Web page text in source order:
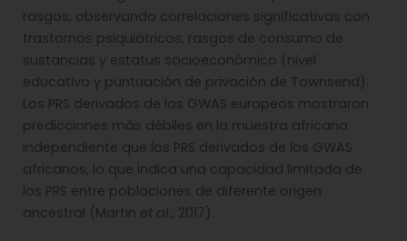
rasgos, observando correlaciones significativas con
trastornos psiquiátricos, rasgos de consumo de
sustancias y estatus socioeconómico (nivel
educativo y puntuación de privación de Townsend).
Los PRS derivados de los GWAS europeos mostraron
predicciones más débiles en la muestra africana
independiente que los PRS derivados de los GWAS
africanos, lo que indica una capacidad limitada de
los PRS entre poblaciones de diferente origen
ancestral (Martin et al. , 2017).